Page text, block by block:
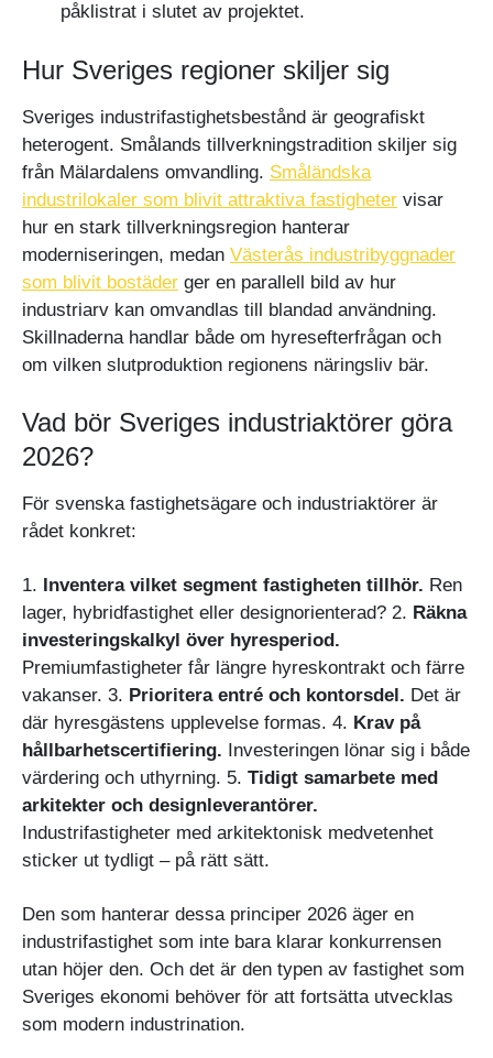
påklistrat i slutet av projektet.
Hur Sveriges regioner skiljer sig
Sveriges industrifastighetsbestånd är geografiskt
heterogent. Smålands tillverkningstradition skiljer sig
från Mälardalens omvandling. Småländska
industrilokaler som blivit attraktiva fastigheter visar
hur en stark tillverkningsregion hanterar
moderniseringen, medan Västerås industribyggnader
som blivit bostäder ger en parallell bild av hur
industriarv kan omvandlas till blandad användning.
Skillnaderna handlar både om hyresefterfrågan och
om vilken slutproduktion regionens näringsliv bär.
Vad bör Sveriges industriaktörer göra
2026?
För svenska fastighetsägare och industriaktörer är
rådet konkret:
1. Inventera vilket segment fastigheten tillhör. Ren
lager, hybridfastighet eller designorienterad? 2. Räkna
investeringskalkyl över hyresperiod.
Premiumfastigheter får längre hyreskontrakt och färre
vakanser. 3. Prioritera entré och kontorsdel. Det är
där hyresgästens upplevelse formas. 4. Krav på
hållbarhetscertifiering. Investeringen lönar sig i både
värdering och uthyrning. 5. Tidigt samarbete med
arkitekter och designleverantörer.
Industrifastigheter med arkitektonisk medvetenhet
sticker ut tydligt – på rätt sätt.
Den som hanterar dessa principer 2026 äger en
industrifastighet som inte bara klarar konkurrensen
utan höjer den. Och det är den typen av fastighet som
Sveriges ekonomi behöver för att fortsätta utvecklas
som modern industrination.